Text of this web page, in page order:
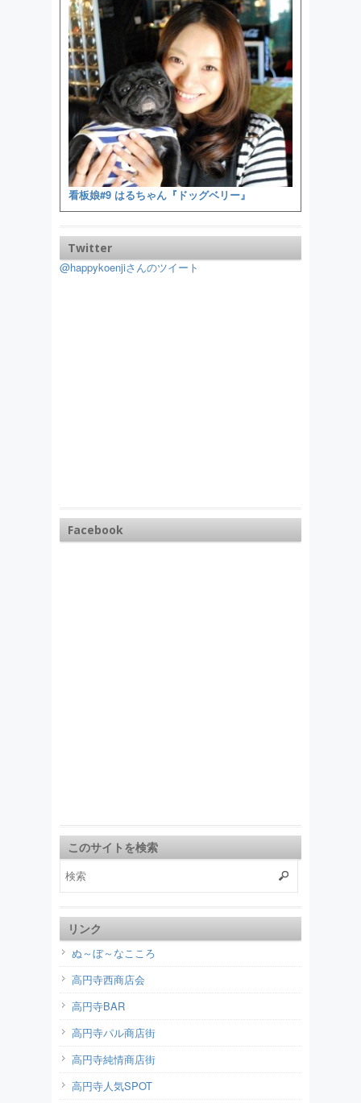
看板娘#9 はるちゃん『ドッグベリー』
Twitter
@happykoenjiさんのツイート
Facebook
このサイトを検索
リンク
ぬ～ぼ～なこころ
高円寺西商店会
高円寺BAR
高円寺パル商店街
高円寺純情商店街
高円寺人気SPOT